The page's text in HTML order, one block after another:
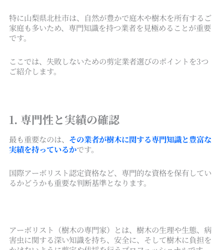
特に山梨県北杜市は、自然が豊かで庭木や樹木を所有するご
家庭も多いため、専門知識を持つ業者を見極めることが重要
です。
ここでは、失敗しないための剪定業者選びのポイントを3つ
ご紹介します。
1. 専門性と実績の確認
最も重要なのは、 その業者が樹木に関する専門知識と豊富な
実績を持っているかです。
国際アーボリスト認定資格など、専門的な資格を保有してい
るかどうかも重要な判断基準となります。
アーボリスト（樹木の専門家）とは、樹木の生理や生態、病
害虫に関する深い知識を持ち、安全に、そして樹木に負担を